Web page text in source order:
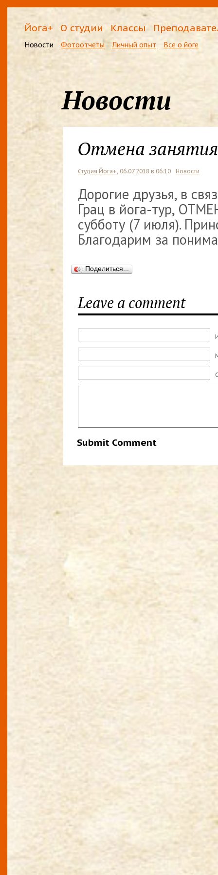
Йога+ О студии Классы
Новости Фотоотчеты Личный опыт Все о йоге
Новости
Отмена
Студия Йога+ , 06.07.2018 в 06:10 Новости
Дорогие друзья, в
Грац в йога-тур,
субботу (7 июля).
Благодарим за
Поделиться...
Leave a comment